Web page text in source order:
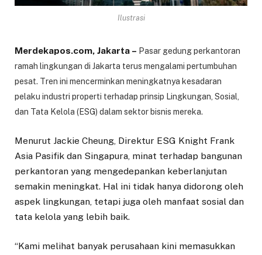
Ilustrasi
Merdekapos.com, Jakarta – Pasar gedung perkantoran
ramah lingkungan di Jakarta terus mengalami pertumbuhan
pesat. Tren ini mencerminkan meningkatnya kesadaran
pelaku industri properti terhadap prinsip Lingkungan, Sosial,
dan Tata Kelola (ESG) dalam sektor bisnis mereka.
Menurut Jackie Cheung, Direktur ESG Knight Frank
Asia Pasifik dan Singapura, minat terhadap bangunan
perkantoran yang mengedepankan keberlanjutan
semakin meningkat. Hal ini tidak hanya didorong oleh
aspek lingkungan, tetapi juga oleh manfaat sosial dan
tata kelola yang lebih baik.
“Kami melihat banyak perusahaan kini memasukkan